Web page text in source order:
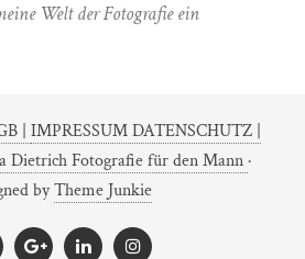
Welt der Fotografie ein
| IMPRESSUM DATENSCHUTZ |
Dietrich Fotografie für den Mann ·
byTheme Junkie